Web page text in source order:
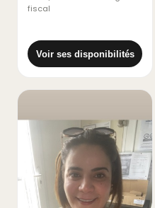
fiscal
Voir ses disponibilités